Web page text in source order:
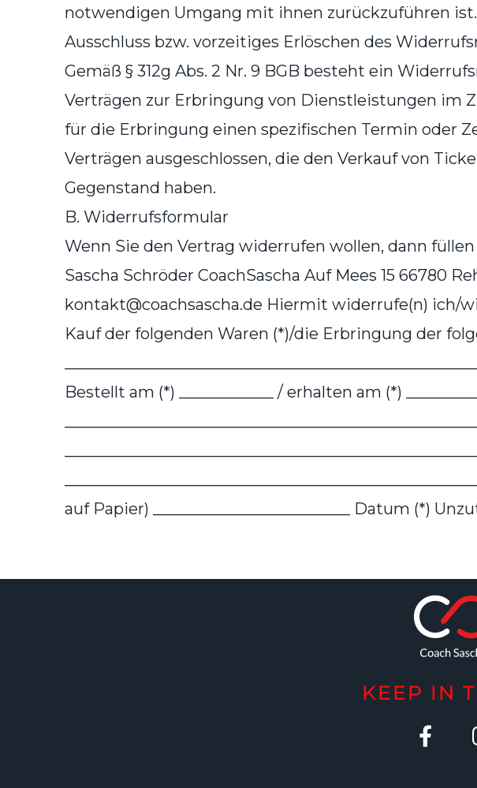
notwendigen Umgang mit ihnen zurückzuführen ist.
Ausschluss bzw. vorzeitiges Erlöschen des
Gemäß § 312g Abs. 2 Nr. 9 BGB besteht ein
Verträgen zur Erbringung von Dienstleistungen im
für die Erbringung einen spezifischen Termin oder
Verträgen ausgeschlossen, die den Verkauf von
Gegenstand haben.
B. Widerrufsformular
Wenn Sie den Vertrag widerrufen wollen, dann
Sascha Schröder CoachSascha Auf Mees 15 66780
kontakt@coachsascha.de Hiermit widerrufe(n) ich/
Kauf der folgenden Waren (*)/die Erbringung der
Bestellt am (*) ____________ / erhalten am (*)
auf Papier) _________________________ Datum (*)
KEEP IN
F